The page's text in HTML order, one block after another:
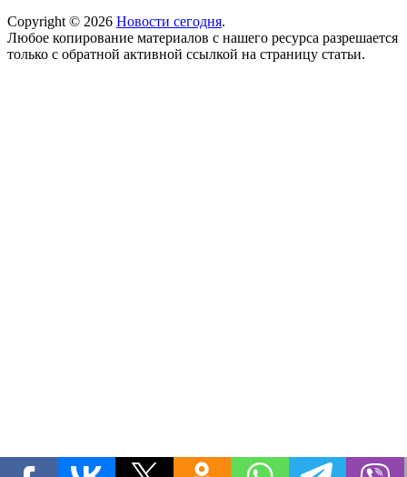
Copyright © 2026 Новости сегодня.
Любое копирование материалов с нашего ресурса разрешается
только с обратной активной ссылкой на страницу статьи.